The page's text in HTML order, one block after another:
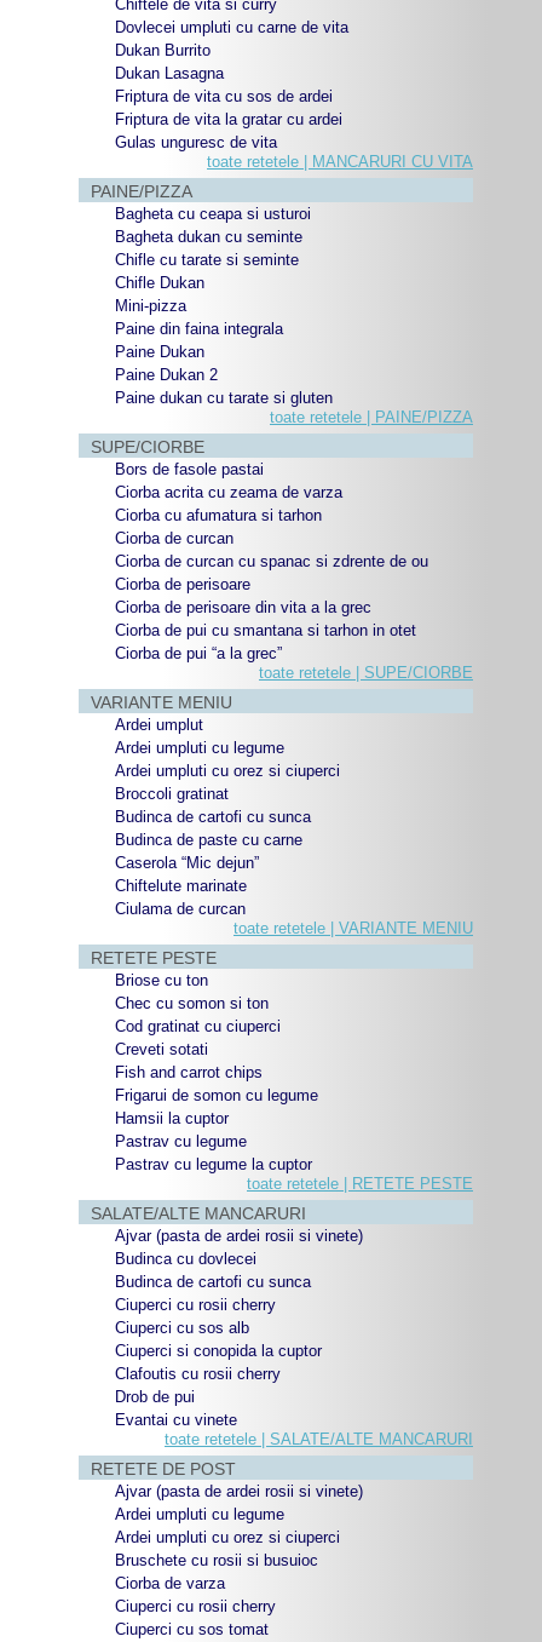
Chiftele de vita si curry
Dovlecei umpluti cu carne de vita
Dukan Burrito
Dukan Lasagna
Friptura de vita cu sos de ardei
Friptura de vita la gratar cu ardei
Gulas unguresc de vita
toate retetele | MANCARURI CU VITA
PAINE/PIZZA
Bagheta cu ceapa si usturoi
Bagheta dukan cu seminte
Chifle cu tarate si seminte
Chifle Dukan
Mini-pizza
Paine din faina integrala
Paine Dukan
Paine Dukan 2
Paine dukan cu tarate si gluten
toate retetele | PAINE/PIZZA
SUPE/CIORBE
Bors de fasole pastai
Ciorba acrita cu zeama de varza
Ciorba cu afumatura si tarhon
Ciorba de curcan
Ciorba de curcan cu spanac si zdrente de ou
Ciorba de perisoare
Ciorba de perisoare din vita a la grec
Ciorba de pui cu smantana si tarhon in otet
Ciorba de pui “a la grec”
toate retetele | SUPE/CIORBE
VARIANTE MENIU
Ardei umplut
Ardei umpluti cu legume
Ardei umpluti cu orez si ciuperci
Broccoli gratinat
Budinca de cartofi cu sunca
Budinca de paste cu carne
Caserola “Mic dejun”
Chiftelute marinate
Ciulama de curcan
toate retetele | VARIANTE MENIU
RETETE PESTE
Briose cu ton
Chec cu somon si ton
Cod gratinat cu ciuperci
Creveti sotati
Fish and carrot chips
Frigarui de somon cu legume
Hamsii la cuptor
Pastrav cu legume
Pastrav cu legume la cuptor
toate retetele | RETETE PESTE
SALATE/ALTE MANCARURI
Ajvar (pasta de ardei rosii si vinete)
Budinca cu dovlecei
Budinca de cartofi cu sunca
Ciuperci cu rosii cherry
Ciuperci cu sos alb
Ciuperci si conopida la cuptor
Clafoutis cu rosii cherry
Drob de pui
Evantai cu vinete
toate retetele | SALATE/ALTE MANCARURI
RETETE DE POST
Ajvar (pasta de ardei rosii si vinete)
Ardei umpluti cu legume
Ardei umpluti cu orez si ciuperci
Bruschete cu rosii si busuioc
Ciorba de varza
Ciuperci cu rosii cherry
Ciuperci cu sos tomat